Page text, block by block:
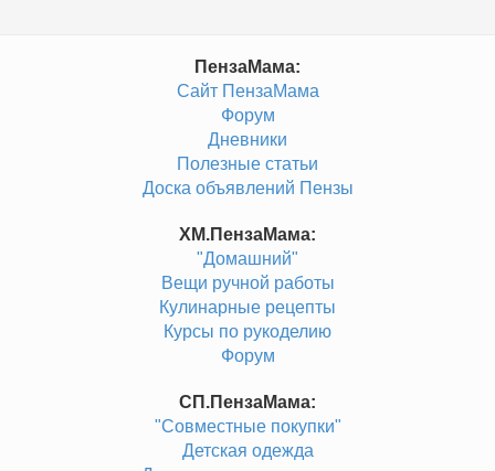
ПензаМама:
Сайт ПензаМама
Форум
Дневники
Полезные статьи
Доска объявлений Пензы
ХМ.ПензаМама:
"Домашний"
Вещи ручной работы
Кулинарные рецепты
Курсы по рукоделию
Форум
СП.ПензаМама:
"Совместные покупки"
Детская одежда